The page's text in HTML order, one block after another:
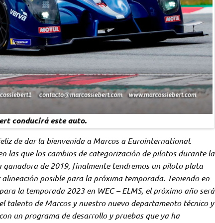
conducirá este auto.
de dar la bienvenida a Marcos a Eurointernational.
las que los cambios de categorización de pilotos durante la
de 2019, finalmente tendremos un piloto plata
posible para la próxima temporada. Teniendo en
la temporada 2023 en WEC – ELMS, el próximo año será
talento de Marcos y nuestro nuevo departamento técnico y
un programa de desarrollo y pruebas que ya ha